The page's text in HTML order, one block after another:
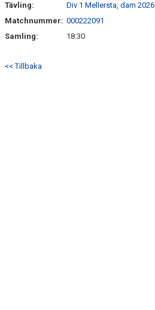
Tävling:
Div 1 Mellersta, dam 2026
Matchnummer: 000222091
Samling:
18:30
<< Tillbaka